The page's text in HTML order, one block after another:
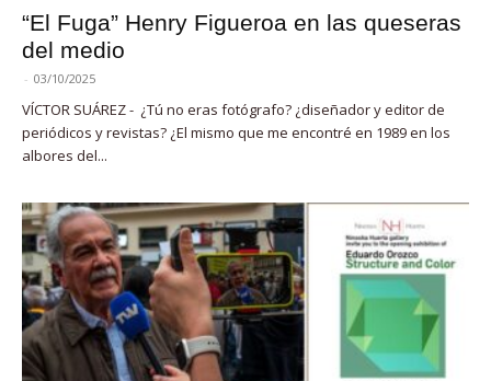
“El Fuga” Henry Figueroa en las queseras
del medio
- 03/10/2025
VÍCTOR SUÁREZ - ¿Tú no eras fotógrafo? ¿diseñador y editor de
periódicos y revistas? ¿El mismo que me encontré en 1989 en los
albores del...